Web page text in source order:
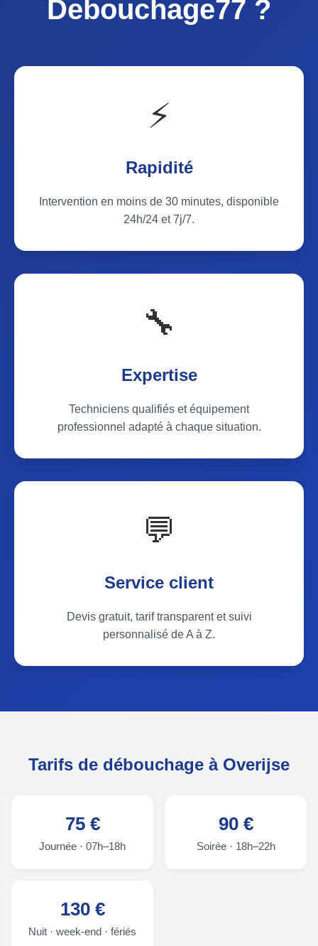
Debouchage77 ?
⚡
Rapidité
Intervention en moins de 30 minutes, disponible
24h/24 et 7j/7.
🔧
Expertise
Techniciens qualifiés et équipement
professionnel adapté à chaque situation.
💬
Service client
Devis gratuit, tarif transparent et suivi
personnalisé de A à Z.
Tarifs de débouchage à Overijse
75 €
Journée · 07h–18h
90 €
Soirée · 18h–22h
130 €
Nuit · week-end · fériés